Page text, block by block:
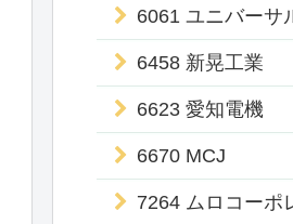
6061 ユニバーサ
6458 新晃工業
6623 愛知電機
6670 MCJ
7264 ムロコーポ